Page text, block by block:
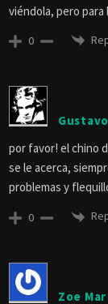
viéndola, pero
0
por favor! el chino
se le acerca,
problemas y
0
Zoe